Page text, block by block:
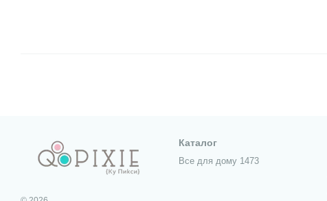
Каталог
Все для дому 1473